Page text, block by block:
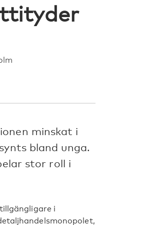
minskat i
bland unga.
stor roll i
i